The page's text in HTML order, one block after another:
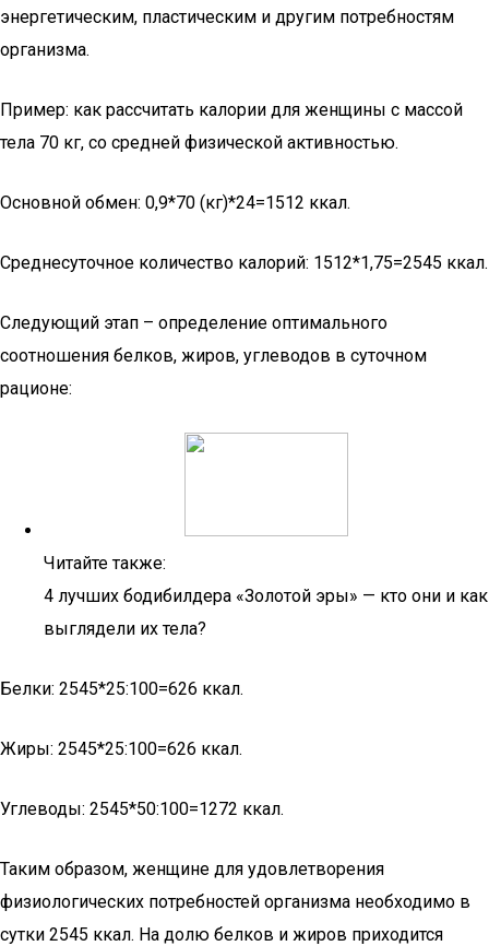
энергетическим, пластическим и другим потребностям
организма.
Пример: как рассчитать калории для женщины с массой
тела 70 кг, со средней физической активностью.
Основной обмен: 0,9*70 (кг)*24=1512 ккал.
Среднесуточное количество калорий: 1512*1,75=2545 ккал.
Следующий этап – определение оптимального
соотношения белков, жиров, углеводов в суточном
рационе:
Читайте также:
4 лучших бодибилдера «Золотой эры» — кто они и как
выглядели их тела?
Белки: 2545*25:100=626 ккал.
Жиры: 2545*25:100=626 ккал.
Углеводы: 2545*50:100=1272 ккал.
Таким образом, женщине для удовлетворения
физиологических потребностей организма необходимо в
сутки 2545 ккал. На долю белков и жиров приходится